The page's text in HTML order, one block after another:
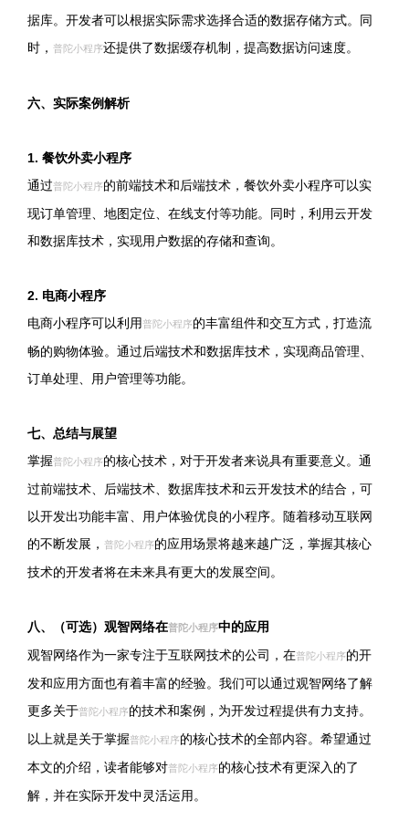
据库。开发者可以根据实际需求选择合适的数据存储方式。同
时， 普陀小程序还提供了数据缓存机制，提高数据访问速度。
六、实际案例解析
1. 餐饮外卖小程序
通过普陀小程序的前端技术和后端技术，餐饮外卖小程序可以实
现订单管理、地图定位、在线支付等功能。同时，利用云开发
和数据库技术，实现用户数据的存储和查询。
2. 电商小程序
电商小程序可以利用普陀小程序的丰富组件和交互方式，打造流
畅的购物体验。通过后端技术和数据库技术，实现商品管理、
订单处理、用户管理等功能。
七、总结与展望
掌握普陀小程序的核心技术，对于开发者来说具有重要意义。通
过前端技术、后端技术、数据库技术和云开发技术的结合，可
以开发出功能丰富、用户体验优良的小程序。随着移动互联网
的不断发展， 普陀小程序的应用场景将越来越广泛，掌握其核心
技术的开发者将在未来具有更大的发展空间。
八、（可选）观智网络在普陀小程序中的应用
观智网络作为一家专注于互联网技术的公司，在普陀小程序的开
发和应用方面也有着丰富的经验。我们可以通过观智网络了解
更多关于普陀小程序的技术和案例，为开发过程提供有力支持。
以上就是关于掌握普陀小程序的核心技术的全部内容。希望通过
本文的介绍，读者能够对普陀小程序的核心技术有更深入的了
解，并在实际开发中灵活运用。